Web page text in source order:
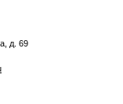
д. 69